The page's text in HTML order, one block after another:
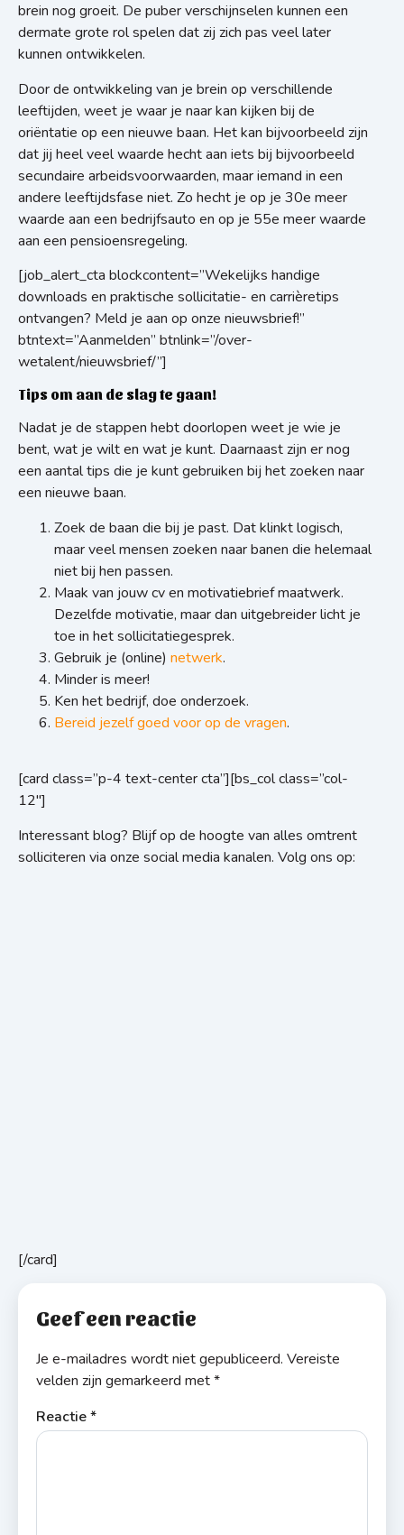
brein nog groeit. De puber verschijnselen kunnen een
dermate grote rol spelen dat zij zich pas veel later
kunnen ontwikkelen.
Door de ontwikkeling van je brein op verschillende
leeftijden, weet je waar je naar kan kijken bij de
oriëntatie op een nieuwe baan. Het kan bijvoorbeeld zijn
dat jij heel veel waarde hecht aan iets bij bijvoorbeeld
secundaire arbeidsvoorwaarden, maar iemand in een
andere leeftijdsfase niet. Zo hecht je op je 30e meer
waarde aan een bedrijfsauto en op je 55e meer waarde
aan een pensioensregeling.
[job_alert_cta blockcontent=”Wekelijks handige
downloads en praktische sollicitatie- en carrièretips
ontvangen? Meld je aan op onze nieuwsbrief!”
btntext=”Aanmelden” btnlink=”/over-
wetalent/nieuwsbrief/”]
Tips om aan de slag te gaan!
Nadat je de stappen hebt doorlopen weet je wie je
bent, wat je wilt en wat je kunt. Daarnaast zijn er nog
een aantal tips die je kunt gebruiken bij het zoeken naar
een nieuwe baan.
Zoek de baan die bij je past. Dat klinkt logisch,
maar veel mensen zoeken naar banen die helemaal
niet bij hen passen.
Maak van jouw cv en motivatiebrief maatwerk.
Dezelfde motivatie, maar dan uitgebreider licht je
toe in het sollicitatiegesprek.
Gebruik je (online) netwerk.
Minder is meer!
Ken het bedrijf, doe onderzoek.
Bereid jezelf goed voor op de vragen.
[card class=”p-4 text-center cta”][bs_col class=”col-
12″]
Interessant blog? Blijf op de hoogte van alles omtrent
solliciteren via onze social media kanalen. Volg ons op:
[/card]
Geef een reactie
Je e-mailadres wordt niet gepubliceerd. Vereiste
velden zijn gemarkeerd met*
Reactie*